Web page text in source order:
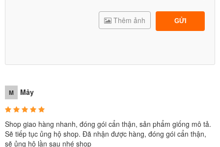
GỬI
Thêm ảnh
M Mây
Shop giao hàng nhanh, đóng gói cẩn thận, sản phẩm giống mô tả.
Sẽ tiếp tục ủng hộ shop. Đã nhận được hàng, đóng gói cẩn thận,
sẽ ủng hộ lần sau nhé shop